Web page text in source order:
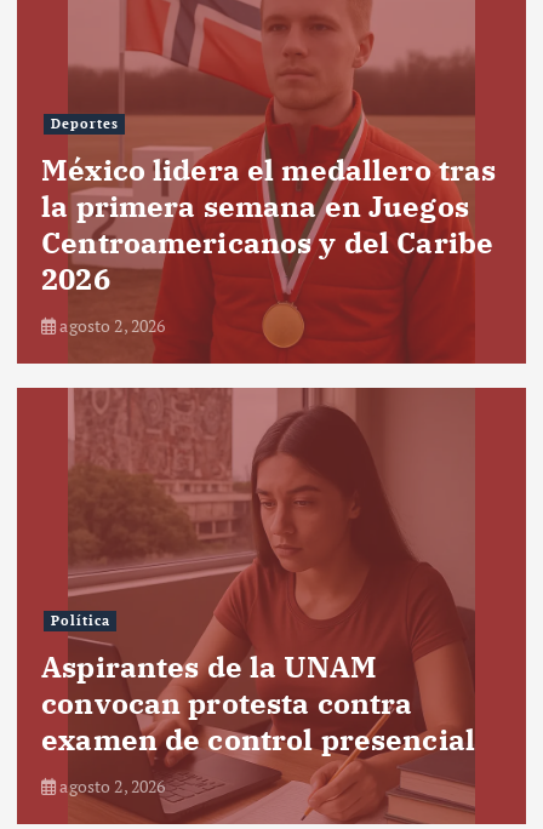
Deportes
México lidera el medallero tras
la primera semana en Juegos
Centroamericanos y del Caribe
2026
agosto 2, 2026
Política
Aspirantes de la UNAM
convocan protesta contra
examen de control presencial
agosto 2, 2026